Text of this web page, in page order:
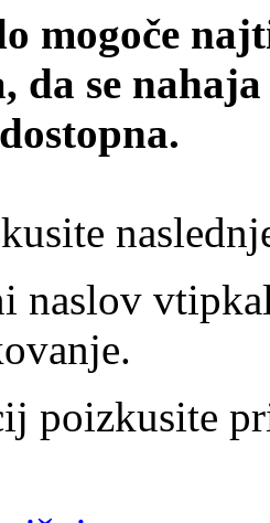
mogoče
da se
naslov
poizkusite